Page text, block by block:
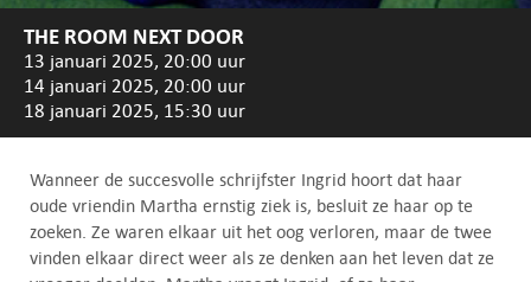
THE ROOM NEXT DOOR
13 januari 2025, 20:00 uur
14 januari 2025, 20:00 uur
18 januari 2025, 15:30 uur
Wanneer de succesvolle schrijfster Ingrid hoort dat haar
oude vriendin Martha ernstig ziek is, besluit ze haar op te
zoeken. Ze waren elkaar uit het oog verloren, maar de twee
vinden elkaar direct weer als ze denken aan het leven dat ze